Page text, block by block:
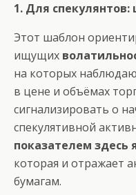
1. Для
Этот шаблон
ищущих
на которых
в цене и объёмах
сигнализировать о
спекулятивной
показателем здесь
которая и отражает
бумагам.